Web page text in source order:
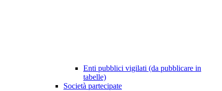
Enti pubblici vigilati (da pubblicare in
tabelle)
Società partecipate